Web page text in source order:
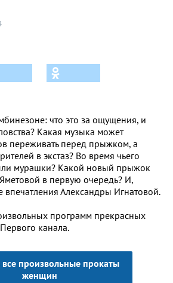
что это за ощущения, и
Какая музыка может
переживать перед прыжком, а
в экстаз? Во время чьего
мурашки? Какой новый прыжок
в первую очередь? И,
Александры Игнатовой.
программ прекрасных
канала.
произвольные прокаты
женщин